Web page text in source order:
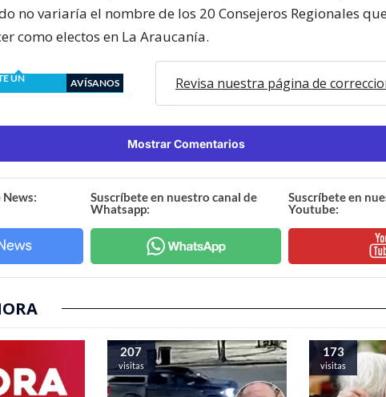
no variaría el nombre de los 20 Consejeros Regionales
como electos en La Araucanía.
UN
AVÍSANOS Revisa nuestra página de
Mostrar Comentarios
News:
Suscríbete en nuestro canal de
Whatsapp:
Suscríbete en
Youtube:
207
visitas
173
visitas